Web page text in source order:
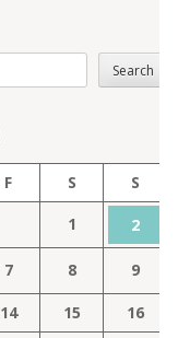
Search
F S
S
1
2
7 8 9
14 15
16